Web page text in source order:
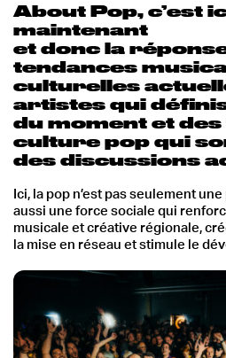
About Pop, c’est
maintenant
et donc la
tendances
culturelles
artistes qui
du moment et des
culture pop qui
des discussions
Ici, la pop n’est pas seulement
aussi une force sociale qui
musicale et créative régionale,
la mise en réseau et stimule le